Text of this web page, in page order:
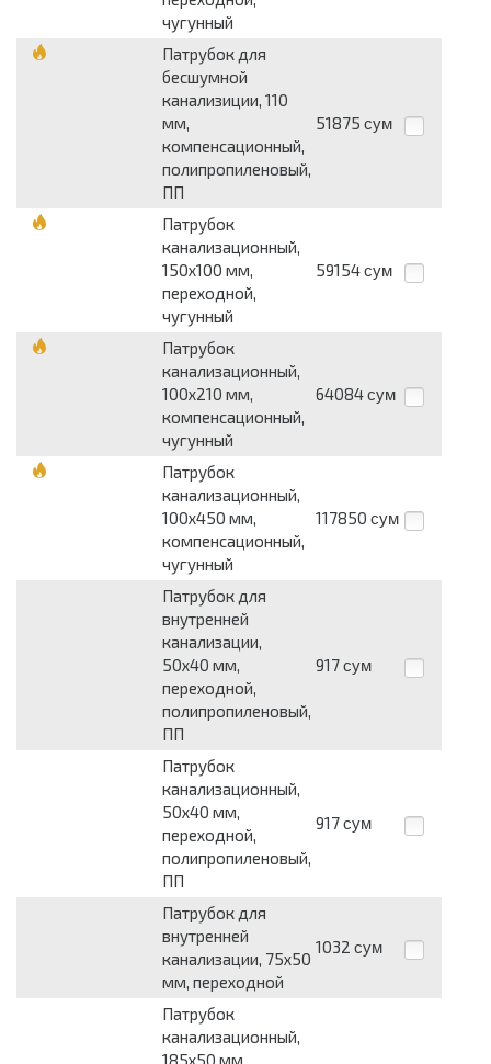
чугунный
Патрубок для
бесшумной
канализиции, 110
мм,
компенсационный,
полипропиленовый,
ПП
51875 сум
Патрубок
канализационный,
150х100 мм,
переходной,
чугунный
59154 сум
Патрубок
канализационный,
100х210 мм,
компенсационный,
чугунный
64084 сум
Патрубок
канализационный,
100х450 мм,
компенсационный,
чугунный
117850 сум
Патрубок для
внутренней
канализации,
50х40 мм,
переходной,
полипропиленовый,
ПП
917 сум
Патрубок
канализационный,
50х40 мм,
переходной,
полипропиленовый,
ПП
917 сум
Патрубок для
внутренней
канализации, 75х50
мм, переходной
1032 сум
Патрубок
канализационный,
185х50 мм,